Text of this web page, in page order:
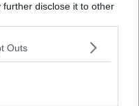
further disclose it to other
Outs
Toscana iscriviti alla